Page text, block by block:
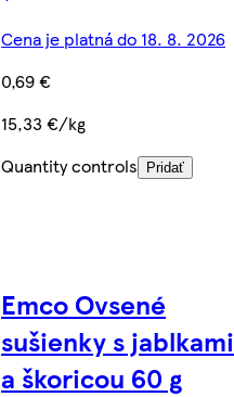
Cena je platná do 18. 8. 2026
0,69 €
15,33 €/kg
Quantity controls
Pridať
Emco Ovsené
sušienky s jablkami
a škoricou 60 g